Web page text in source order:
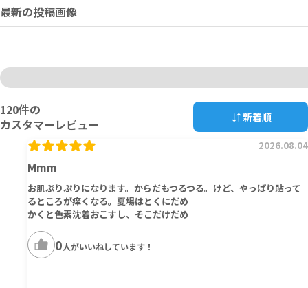
最新の投稿画像
120件の
カスタマーレビュー
新着順
Mmm
2026.08.04
お肌ぷりぷりになります。からだもつるつる。けど、やっぱり貼って
るところが痒くなる。夏場はとくにだめ
かくと色素沈着おこすし、そこだけだめ
0人がいいねしています！